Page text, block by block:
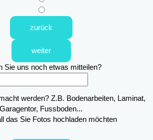
zurück
weiter
Sie uns noch etwas mitteilen?
werden? Z.B. Bodenarbeiten, Laminat,
Garagentor, Fussboden...
das Sie Fotos hochladen möchten